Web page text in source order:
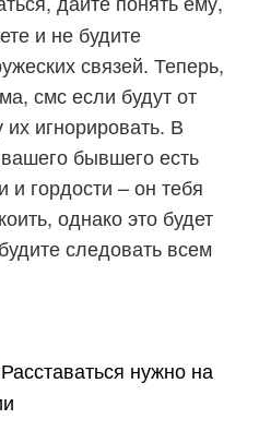
и не будите
связей. Теперь,
смс если будут от
их игнорировать. В
бывшего есть
и гордости – он тебя
однако это будет
следовать всем
Расставаться нужно на